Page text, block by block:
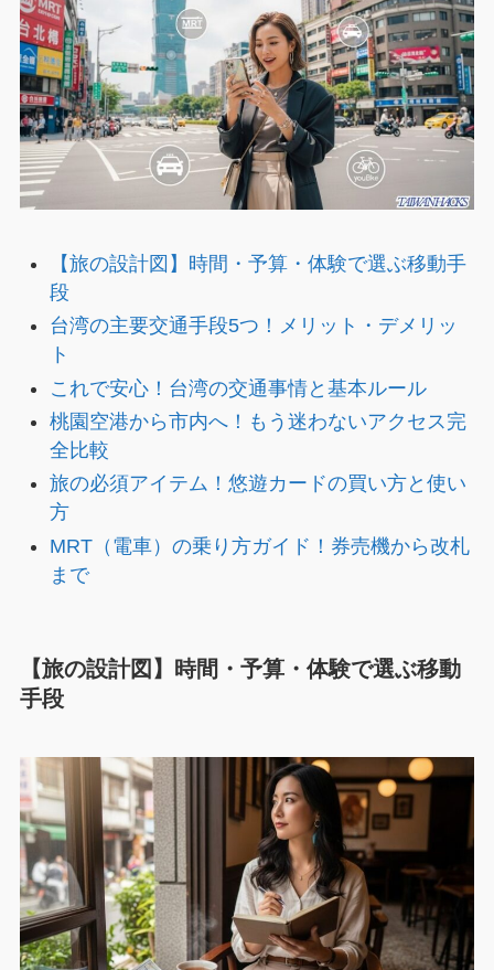
【旅の設計図】時間・予算・体験で選ぶ移動手
段
台湾の主要交通手段5つ！メリット・デメリッ
ト
これで安心！台湾の交通事情と基本ルール
桃園空港から市内へ！もう迷わないアクセス完
全比較
旅の必須アイテム！悠遊カードの買い方と使い
方
MRT（電車）の乗り方ガイド！券売機から改札
まで
【旅の設計図】時間・予算・体験で選ぶ移動
手段